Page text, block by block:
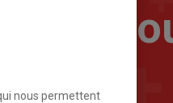
du
nous permettent